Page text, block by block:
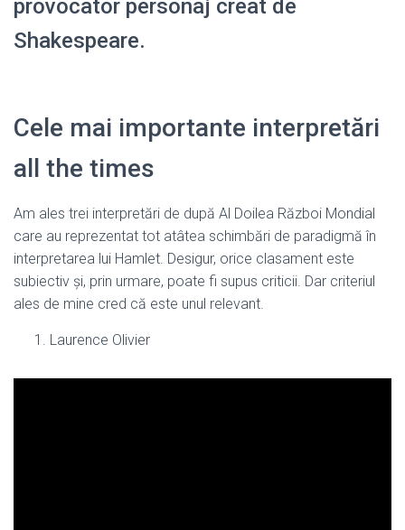
provocator personaj creat de
Shakespeare.
Cele mai importante interpretări
all the times
Am ales trei interpretări de după Al Doilea Război Mondial
care au reprezentat tot atâtea schimbări de paradigmă în
interpretarea lui Hamlet. Desigur, orice clasament este
subiectiv și, prin urmare, poate fi supus criticii. Dar criteriul
ales de mine cred că este unul relevant.
Laurence Olivier